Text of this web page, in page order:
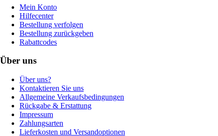
Mein Konto
Hilfecenter
Bestellung verfolgen
Bestellung zurückgeben
Rabattcodes
Über uns
Über uns?
Kontaktieren Sie uns
Allgemeine Verkaufsbedingungen
Rückgabe & Erstattung
Impressum
Zahlungsarten
Lieferkosten und Versandoptionen